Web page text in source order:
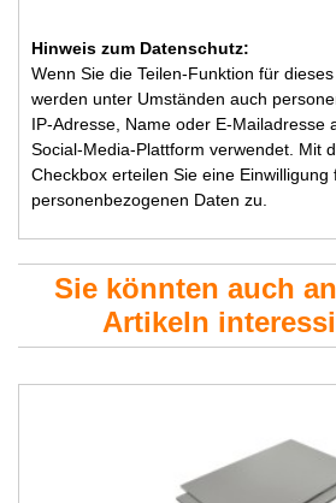
Hinweis zum Datenschutz:
Wenn Sie die Teilen-Funktion für dieses
werden unter Umständen auch
IP-Adresse, Name oder E-Mailadresse
Social-Media-Plattform verwendet. Mit
Checkbox erteilen Sie eine
personenbezogenen Daten zu.
Sie könnten auch
Artikeln